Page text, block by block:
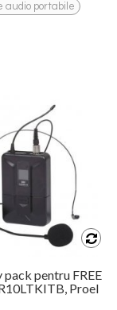
audio portabile
pentru FREE
Proel